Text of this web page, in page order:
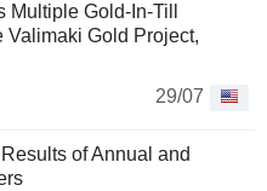
Gold-In-Till
Valimaki Gold Project,
29/07
of Annual and